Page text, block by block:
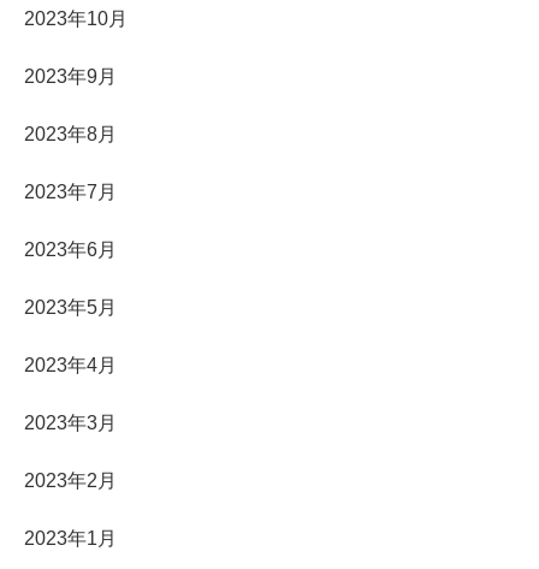
2023年10月
2023年9月
2023年8月
2023年7月
2023年6月
2023年5月
2023年4月
2023年3月
2023年2月
2023年1月